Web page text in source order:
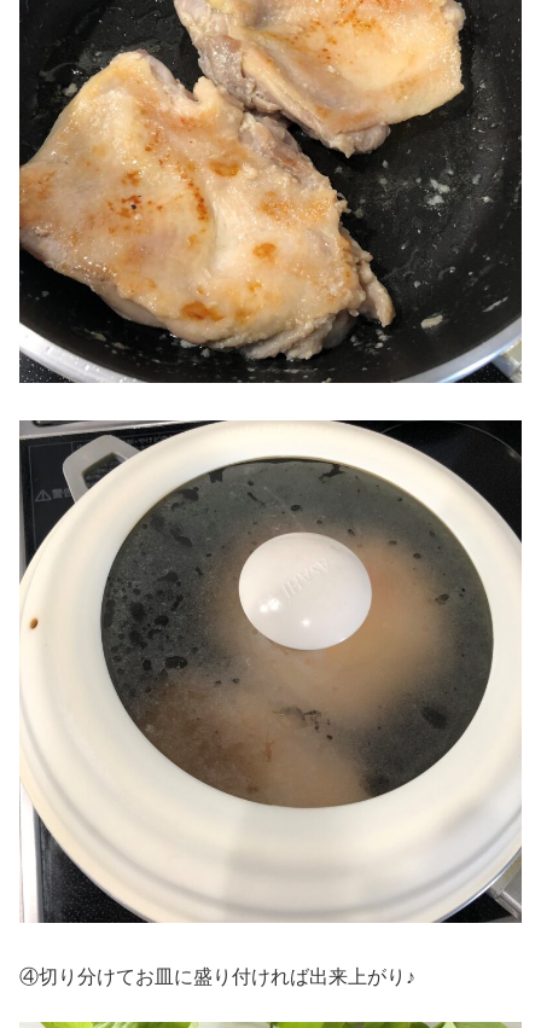
④切り分けてお皿に盛り付ければ出来上がり♪